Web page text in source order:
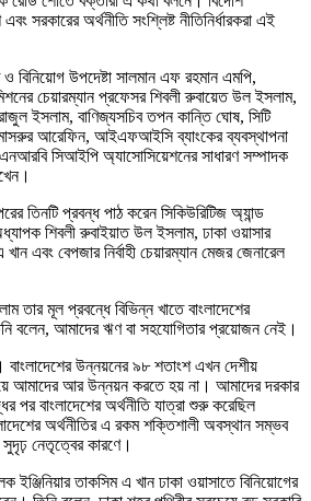
এবং সরকারের অর্থনীতি সংশ্লিষ্ট নীতিনির্ধারকরা এই
ও বিনিয়োগ উপদেষ্টা সালমান এফ রহমান এমপি,
চেয়ারম্যান প্রফেসর শিবলী রুবায়েত উল ইসলাম,
ইসলাম, বাণিজ্যসচিব তপন কান্তি ঘোষ, সিটি
মাসরুর আরেফিন, আইএফআইসি ব্যাংকের ব্যবস্থাপনা
সিআইপি অ্যাসোসিয়েশনের সাধারণ সম্পাদক
তিনটি প্রবন্ধ পাঠ করেন সিকিউরিটিজ অ্যান্ড
শিবলী রুবাইয়াত উল ইসলাম, ঢাকা ওয়াসার
এবং বেপজার নির্বাহী চেয়ারম্যান মেজর জেনারেল
তার মূল প্রবন্ধে বিভিন্ন খাতে বাংলাদেশের
বলেন, আমাদের ঋণ বা সহযোগিতার প্রয়োজন নেই।
উন্নয়নের ৯৮ শতাংশ এখন দেশীয়
আমাদের আর উন্নয়ন করতে হয় না। আমাদের দরকার
পর বাংলাদেশের অর্থনীতি যাত্রা শুরু করেছিল
অর্থনীতির এ রকম শক্তিশালী অবস্থান সম্ভব
সুদৃঢ় নেতৃত্বের কারণে।
ইঞ্জিনিয়ার তাকসিম এ খান ঢাকা ওয়াসাতে বিনিয়োগের